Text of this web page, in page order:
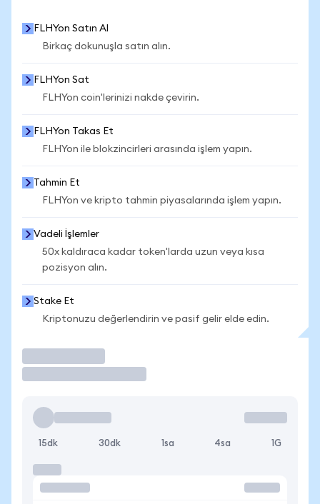
FLHYon Satın Al
Birkaç dokunuşla satın alın.
FLHYon Sat
FLHYon coin'lerinizi nakde çevirin.
FLHYon Takas Et
FLHYon ile blokzincirleri arasında işlem yapın.
Tahmin Et
FLHYon ve kripto tahmin piyasalarında işlem yapın.
Vadeli İşlemler
50x kaldıraca kadar token'larda uzun veya kısa
pozisyon alın.
Stake Et
Kriptonuzu değerlendirin ve pasif gelir elde edin.
15dk 30dk 1sa 4sa 1G